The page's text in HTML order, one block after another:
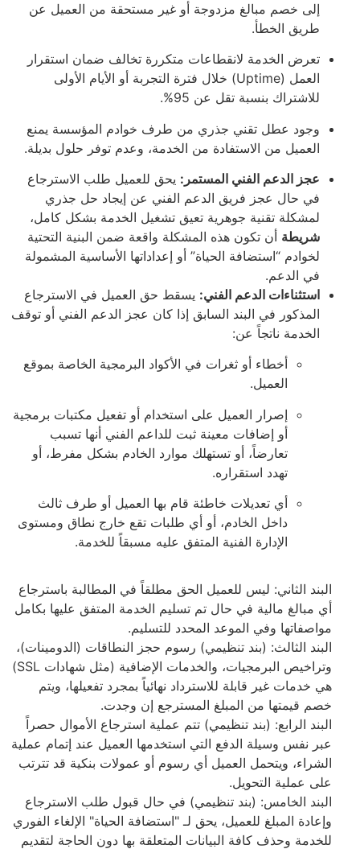
إلى خصم مبالغ مزدوجة أو غير مستحقة من العميل عن
طريق الخطأ.
تعرض الخدمة لانقطاعات متكررة تخالف ضمان استقرار
العمل (Uptime) خلال فترة التجربة أو الأيام الأولى
للاشتراك بنسبة تقل عن 95%.
وجود عطل تقني جذري من طرف خوادم المؤسسة يمنع
العميل من الاستفادة من الخدمة، وعدم توفر حلول بديلة.
عجز الدعم الفني المستمر: يحق للعميل طلب الاسترجاع
في حال عجز فريق الدعم الفني عن إيجاد حل جذري
لمشكلة تقنية جوهرية تعيق تشغيل الخدمة بشكل كامل،
شريطة أن تكون هذه المشكلة واقعة ضمن البنية التحتية
لخوادم “استضافة الحياة” أو إعداداتها الأساسية المشمولة
في الدعم.
استثناءات الدعم الفني: يسقط حق العميل في الاسترجاع
المذكور في البند السابق إذا كان عجز الدعم الفني أو توقف
الخدمة ناتجاً عن:
أخطاء أو ثغرات في الأكواد البرمجية الخاصة بموقع
العميل.
إصرار العميل على استخدام أو تفعيل مكتبات برمجية
أو إضافات معينة ثبت للداعم الفني أنها تسبب
تعارضاً، أو تستهلك موارد الخادم بشكل مفرط، أو
تهدد استقراره.
أي تعديلات خاطئة قام بها العميل أو طرف ثالث
داخل الخادم، أو أي طلبات تقع خارج نطاق ومستوى
الإدارة الفنية المتفق عليه مسبقاً للخدمة.
البند الثاني: ليس للعميل الحق مطلقاً في المطالبة باسترجاع
أي مبالغ مالية في حال تم تسليم الخدمة المتفق عليها بكامل
مواصفاتها وفي الموعد المحدد للتسليم.
البند الثالث: (بند تنظيمي) رسوم حجز النطاقات (الدومينات)،
وتراخيص البرمجيات، والخدمات الإضافية (مثل شهادات SSL)
هي خدمات غير قابلة للاسترداد نهائياً بمجرد تفعيلها، ويتم
خصم قيمتها من المبلغ المسترجع إن وجدت.
البند الرابع: (بند تنظيمي) تتم عملية استرجاع الأموال حصراً
عبر نفس وسيلة الدفع التي استخدمها العميل عند إتمام عملية
الشراء، ويتحمل العميل أي رسوم أو عمولات بنكية قد تترتب
على عملية التحويل.
البند الخامس: (بند تنظيمي) في حال قبول طلب الاسترجاع
وإعادة المبلغ للعميل، يحق لـ "استضافة الحياة" الإلغاء الفوري
للخدمة وحذف كافة البيانات المتعلقة بها دون الحاجة لتقديم